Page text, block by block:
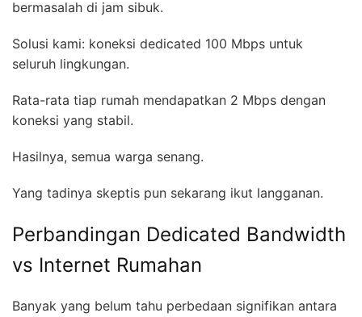
bermasalah di jam sibuk.
Solusi kami: koneksi dedicated 100 Mbps untuk
seluruh lingkungan.
Rata-rata tiap rumah mendapatkan 2 Mbps dengan
koneksi yang stabil.
Hasilnya, semua warga senang.
Yang tadinya skeptis pun sekarang ikut langganan.
Perbandingan Dedicated Bandwidth
vs Internet Rumahan
Banyak yang belum tahu perbedaan signifikan antara